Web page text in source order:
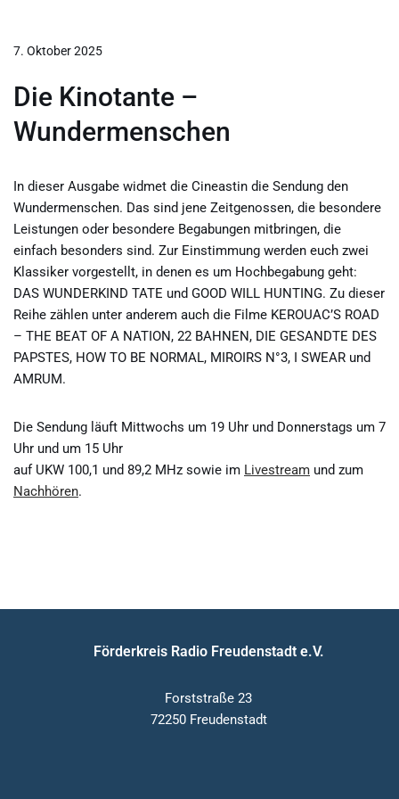
7. Oktober 2025
Die Kinotante –
Wundermenschen
In dieser Ausgabe widmet die Cineastin die Sendung den
Wundermenschen. Das sind jene Zeitgenossen, die besondere
Leistungen oder besondere Begabungen mitbringen, die
einfach besonders sind. Zur Einstimmung werden euch zwei
Klassiker vorgestellt, in denen es um Hochbegabung geht:
DAS WUNDERKIND TATE und GOOD WILL HUNTING. Zu dieser
Reihe zählen unter anderem auch die Filme KEROUAC’S ROAD
– THE BEAT OF A NATION, 22 BAHNEN, DIE GESANDTE DES
PAPSTES, HOW TO BE NORMAL, MIROIRS N°3, I SWEAR und
AMRUM.
Die Sendung läuft Mittwochs um 19 Uhr und Donnerstags um 7
Uhr und um 15 Uhr
auf UKW 100,1 und 89,2 MHz sowie im Livestream und zum
Nachhören.
Förderkreis Radio Freudenstadt e.V.
Forststraße 23
72250 Freudenstadt